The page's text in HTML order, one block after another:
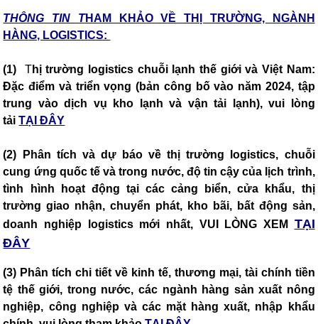
THÔNG TIN THAM KHẢO VỀ THỊ TRƯỜNG, NGÀNH
HÀNG, LOGISTICS:
(1) Thị trường logistics chuỗi lạnh thế giới và Việt Nam:
Đặc điểm và triển vọng (bản công bố vào năm 2024, tập
trung vào dịch vụ kho lạnh và vận tải lạnh), vui lòng
tải TẠI ĐÂY
(2) Phân tích và dự báo về thị trường logistics, chuỗi
cung ứng quốc tế và trong nước, độ tin cậy của lịch trình,
tình hình hoạt động tại các cảng biển, cửa khẩu, thị
trường giao nhận, chuyển phát, kho bãi, bất động sản,
doanh nghiệp logistics mới nhất, VUI LÒNG XEM
TẠI
ĐÂY
(3) Phân tích chi tiết về kinh tế, thương mại, tài chính tiền
tệ thế giới, trong nước, các ngành hàng sản xuất nông
nghiệp, công nghiệp và các mặt hàng xuất, nhập khẩu